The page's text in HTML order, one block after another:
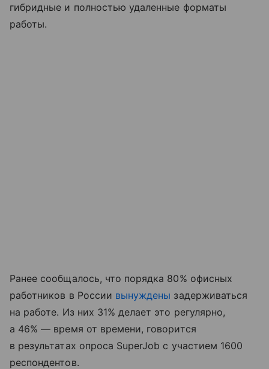
гибридные и полностью удаленные форматы
работы.
Ранее сообщалось, что порядка 80% офисных
работников в России вынуждены задерживаться
на работе. Из них 31% делает это регулярно,
а 46% — время от времени, говорится
в результатах опроса SuperJob с участием 1600
респондентов.